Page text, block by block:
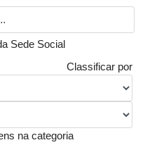
Sede Social
Classificar por
na categoria